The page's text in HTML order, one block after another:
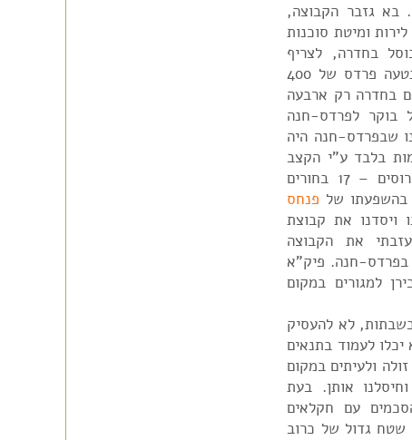
בא גזבר הקבוצה,
קיבל [הכוונה כנראה "קיבלתי" – בית הראשונים] 3 לירות ומיטת סוכנות
בחדרה, לצריף
ששימש גם כחדר אוכל ולאוהלים סביבו. פיק"א נטעה פרדס של 400
ועברנו לעבוד בו. מתוך 30 חברים בחדרה רק ארבעה
בוקר לפרדס-חנה
שבפרדס-חנה היה
בלבד ע"י הקצב
מתזון מכרכור. בפרדס-חנה היתה קבוצת עולים רוסים – 17 בחורים
בהשפעתו של פנחס
ויסדנו את קבוצת
העבודה היתה בפרדסים. ב-1935 עזבתי את הקבוצה
בפרדס-חנה. פיק"א
למגורים במקום
לא להעסיק
לעמוד בתנאים
ולעיתים במקום
אותן. בעת
עם חקלאים
שטח גדול של כרוב